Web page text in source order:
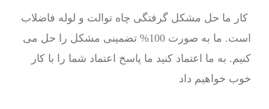
کار ما حل مشکل گرفتگی چاه توالت و لوله فاضلاب
است. ما به صورت 100% تضمینی مشکل را حل می
کنیم. به ما اعتماد کنید ما پاسخ اعتماد شما را با کار
خوب خواهیم داد